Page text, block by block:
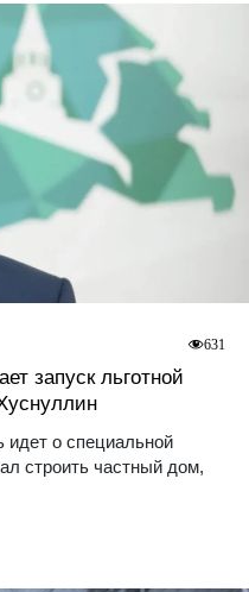
запуск льготной
идет о специальной
строить частный дом,
631